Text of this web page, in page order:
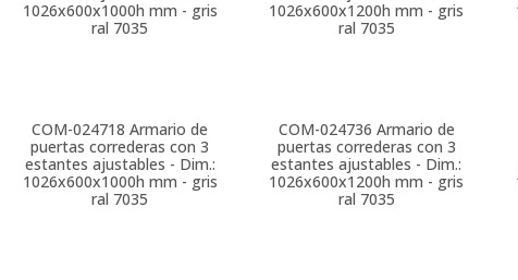
1026x600x1000h mm - gris
ral 7035
1026x600x1200h mm - gris
ral 7035
COM-024718 Armario de
puertas correderas con 3
estantes ajustables - Dim.:
1026x600x1000h mm - gris
ral 7035
COM-024736 Armario de
puertas correderas con 3
estantes ajustables - Dim.:
1026x600x1200h mm - gris
ral 7035